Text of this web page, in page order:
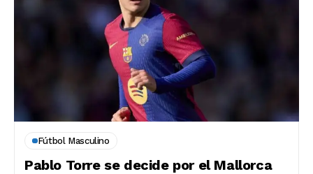
Fútbol Masculino
Pablo Torre se decide por el Mallorca